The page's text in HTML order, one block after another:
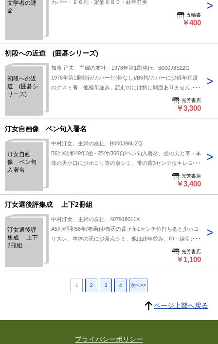
文学者の運
命
カバー・Ｂ６判・定価６８０・経年並美
五輪書
￥400
初段への近道 (囲碁シリーズ)
初段への近
道 (囲碁シ
リーズ)
加藤 正夫、主婦の友社、1978年第1刷発行、B000J8S22G
1978年第1刷発行/カバー付(帯なし)/B6判/カバーに少経年程度
のクスミ有、他経年並み、読むのには特に問題ありません。本
文特に問題なし。印・線引き無し。中古品につき、(他に少ス
レヨレ、数ミリのキレ染み、僅かなヤケ等がある場合あり。)/
光芳書店
￥3,300
汀女自画像 ペン句入署名
汀女自画
像 ペン句
入署名
中村汀女、主婦の友社、B000J96UZQ
B6判/昭和49年/函・帯付/360頁/ペン句入署名、函の天と帯・本
体の天小口に少ホコリ等の点シミ、帯の背3センチ位キレヨ
光芳書店
￥3,400
汀女選後評集成 上下2冊組
汀女選後評
集成 上下
2冊組
中村汀女、主婦の友社、407918011X
A5判/昭和58年/布函付/布函の背上角1センチ位打ちあと少ホコ
リスレ、本体の天に少茶点シミ、他は経年並み、印・線引きな
光芳書店
￥1,100
1 2 3 4 次へ>>
ページ上部へ戻る
プライバシーポリシー